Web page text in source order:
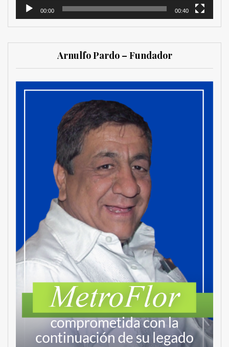
00:00 00:40
Arnulfo Pardo – Fundador